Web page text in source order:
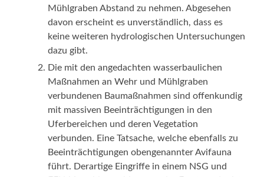
Mühlgraben Abstand zu nehmen. Abgesehen
davon erscheint es unverständlich, dass es
keine weiteren hydrologischen Untersuchungen
dazu gibt.
Die mit den angedachten wasserbaulichen
Maßnahmen an Wehr und Mühlgraben
verbundenen Baumaßnahmen sind offenkundig
mit massiven Beeinträchtigungen in den
Uferbereichen und deren Vegetation
verbunden. Eine Tatsache, welche ebenfalls zu
Beeinträchtigungen obengenannter Avifauna
führt. Derartige Eingriffe in einem NSG und